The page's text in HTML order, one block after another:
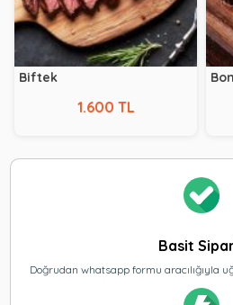
Biftek
1.600 TL
Basit
Doğrudan whatsapp formu aracılığıyla